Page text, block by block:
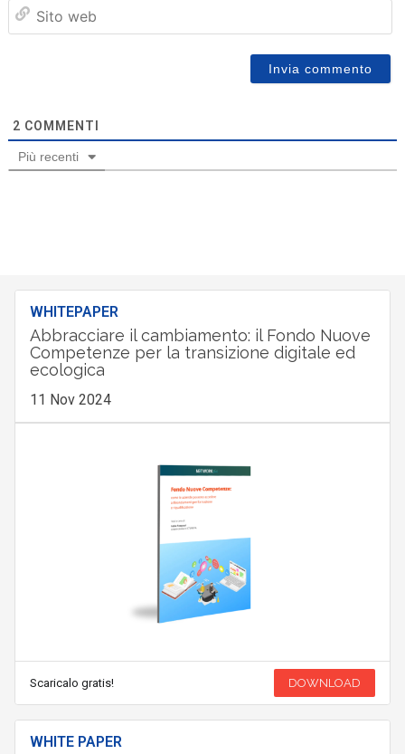
2 COMMENTI
Più recenti
WHITEPAPER
Abbracciare il cambiamento: il Fondo Nuove
Competenze per la transizione digitale ed
ecologica
11 Nov 2024
Scaricalo gratis! DOWNLOAD
WHITE PAPER